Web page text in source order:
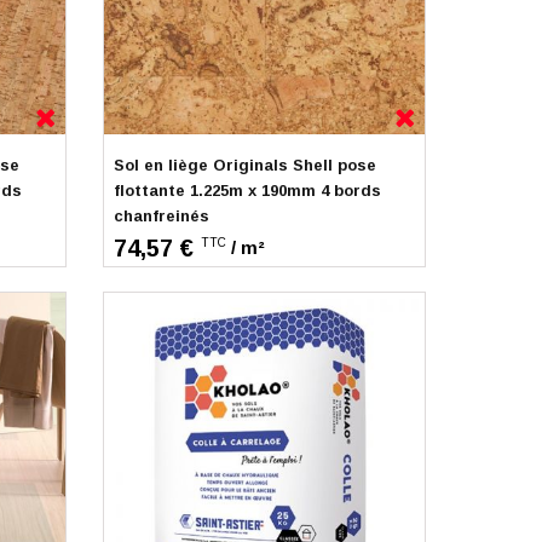
premières naturelles ou renouvelables : huile de lin,
l'un des revêtements les plus écologiques du marché.
: Marmoleum Modular (dalles à coller) et Marmoleum
Indisponible
Sol en liège Originals Shell pose
flottante 1.225m x 190mm 4 bords
chanfreinés
74,57 € TTC / m²